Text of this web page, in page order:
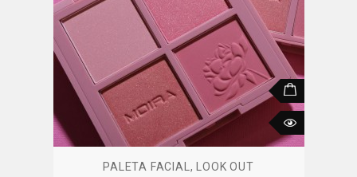
PALETA FACIAL, LOOK OUT